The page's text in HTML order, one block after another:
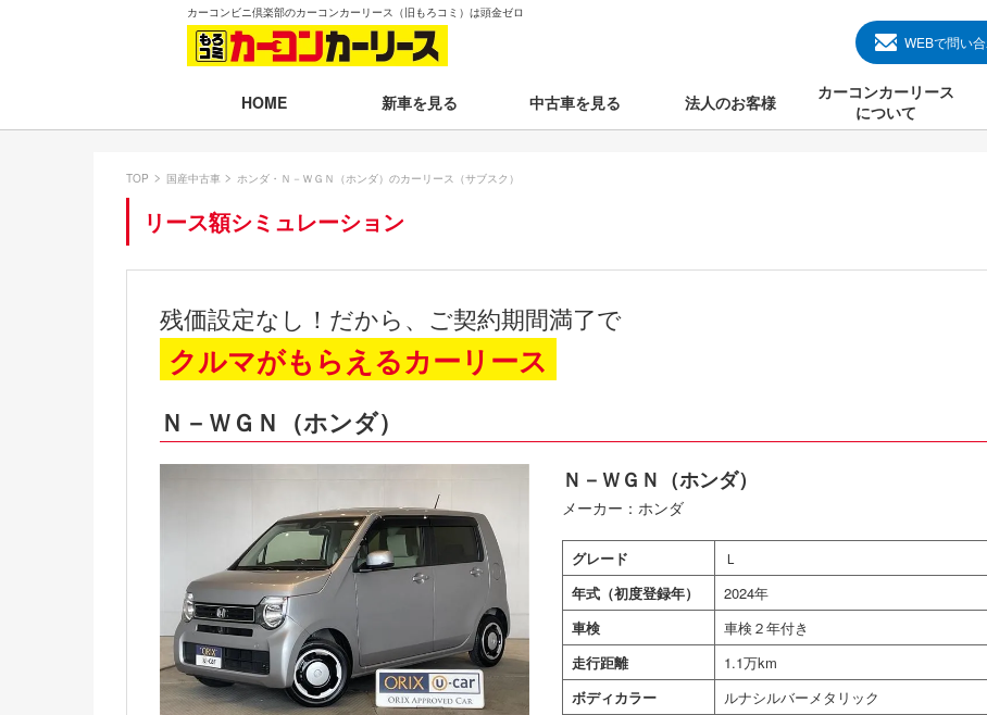
カーコンビニ倶楽部のカーコンカーリース（旧もろコミ）は頭金ゼロ
WEBで問い
HOME 新車を見る
月々50,001円以上のクルマを見る
新車一覧から選ぶ
即納車（最短14日で納車）
残価設定プラン
電気自動車（EV）
福祉車両
中古車を見る 法人のお客様
カーコンカーリース
について
TOP 国産中古車 ホンダ・Ｎ－ＷＧＮ（ホンダ）のカーリース（サブスク）
リース額シミュレーション
残価設定なし！だから、ご契約期間満了で
クルマがもらえるカーリース
Ｎ－ＷＧＮ（ホンダ）
Ｎ－ＷＧＮ（ホンダ）
メーカー：ホンダ
グレード
Ｌ
年式（初度登録年）
2024年
車検
車検２年付き
走行距離
1.1万km
ボディカラー
ルナシルバーメタリック